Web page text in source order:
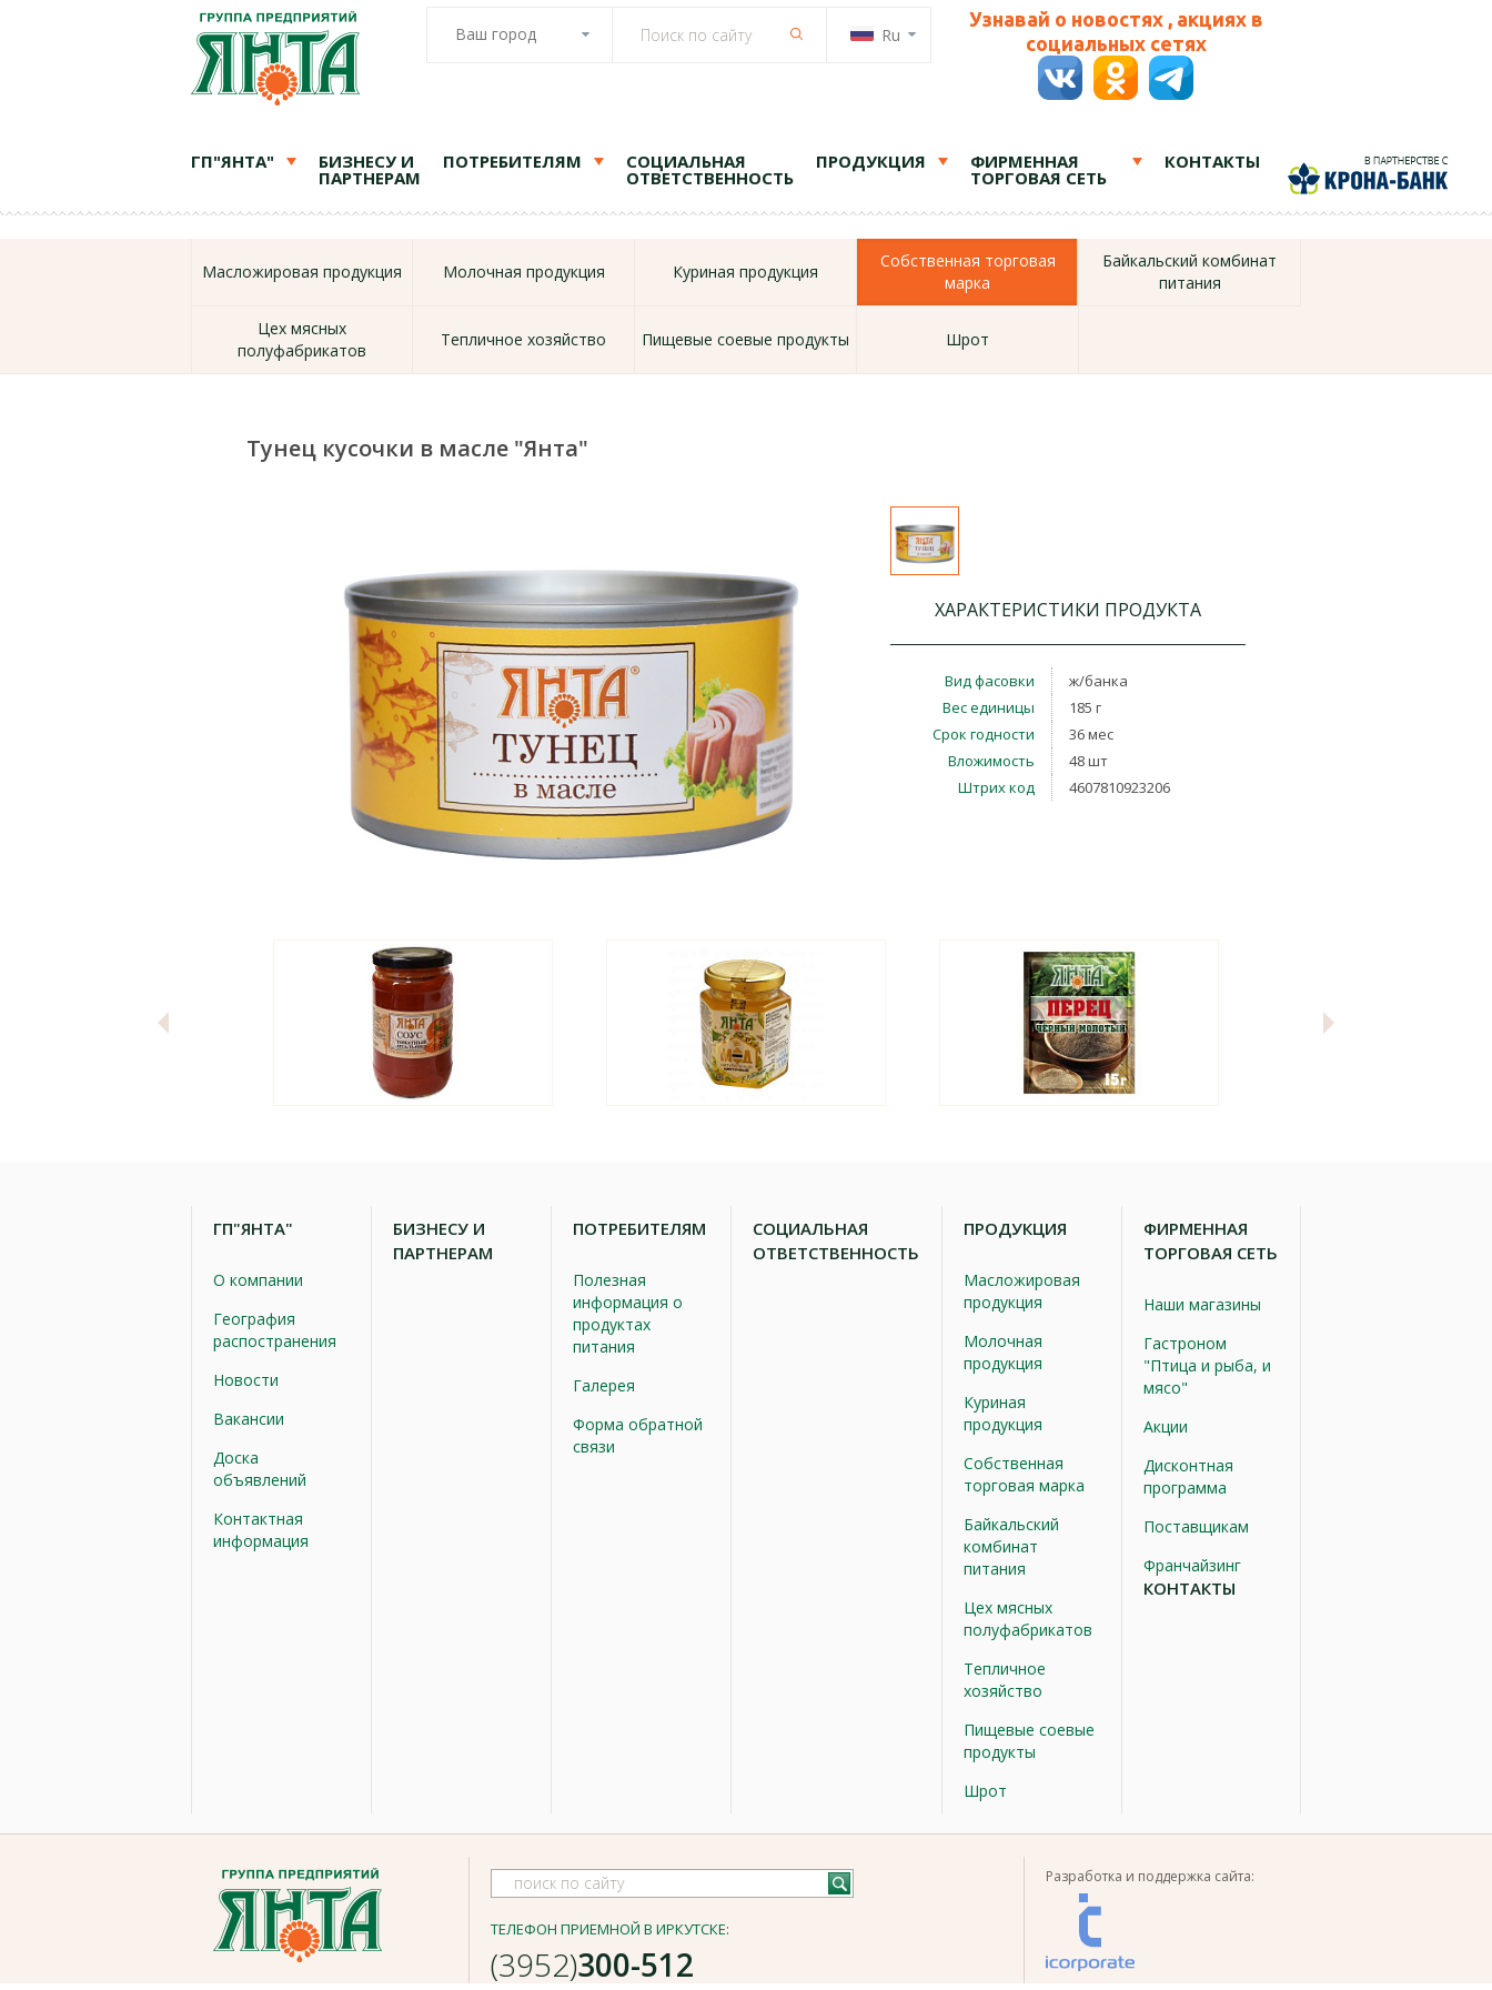
Ваш город Ru
Узнавай о новостях , акциях в
социальных сетях
ГП"ЯНТА" БИЗНЕСУ И
ПАРТНЕРАМ
ПОТРЕБИТЕЛЯМ СОЦИАЛЬНАЯ
ОТВЕТСТВЕННОСТЬ
ПРОДУКЦИЯ ФИРМЕННАЯ
ТОРГОВАЯ СЕТЬ
КОНТАКТЫ
Масложировая продукция Молочная продукция Куриная продукция
Собственная торговая
марка
Байкальский комбинат
питания
Цех мясных
полуфабрикатов
Тепличное хозяйство Пищевые соевые продукты Шрот
Тунец кусочки в масле "Янта"
ХАРАКТЕРИСТИКИ ПРОДУКТА
Вид фасовки
ж/банка
Вес единицы
185 г
Срок годности
36 мес
Вложимость
48 шт
Штрих код
4607810923206
ГП"ЯНТА"
О компании
География
распостранения
Новости
Вакансии
Доска
объявлений
Контактная
информация
БИЗНЕСУ И
ПАРТНЕРАМ
ПОТРЕБИТЕЛЯМ
Полезная
информация о
продуктах
питания
Галерея
Форма обратной
связи
СОЦИАЛЬНАЯ
ОТВЕТСТВЕННОСТЬ
ПРОДУКЦИЯ
Масложировая
продукция
Молочная
продукция
Куриная
продукция
Собственная
торговая марка
Байкальский
комбинат
питания
Цех мясных
полуфабрикатов
Тепличное
хозяйство
Пищевые соевые
продукты
Шрот
ФИРМЕННАЯ
ТОРГОВАЯ СЕТЬ
Наши магазины
Гастроном
"Птица и рыба, и
мясо"
Акции
Дисконтная
программа
Поставщикам
Франчайзинг
КОНТАКТЫ
ТЕЛЕФОН ПРИЕМНОЙ В ИРКУТСКЕ:
(3952)300-512
Разработка и поддержка сайта: